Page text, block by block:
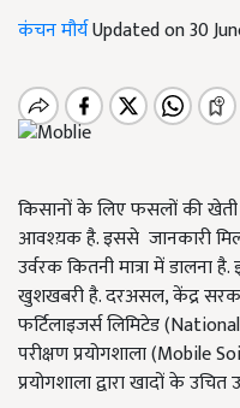
कंचन मौर्यUpdated on 30
किसानों के लिए फसलों की खेती
आवश्य़क है. इससे जानकारी
उर्वरक कितनी मात्रा में
खुशखबरी है. दरअसल, केंद्र
फर्टिलाइजर्स लिमिटेड
परीक्षण प्रयोगशाला (Mobile
प्रयोगशाला द्वारा खादों के उचित